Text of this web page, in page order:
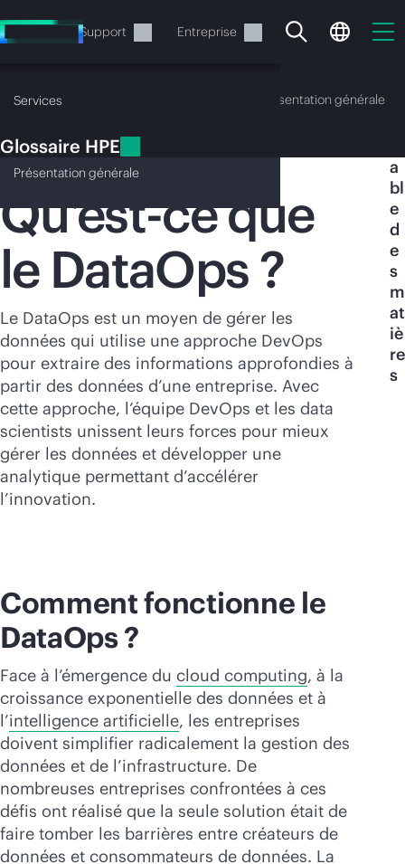
au
contenu
Support Entreprise
Services
Votre panier est
actuellement vide
Rendez-vous dans la boutique HPE pour
découvrir, configurer et commander.
Acheter maintenant
Glossaire HPE Présentation générale
Présentation générale
Glossaire HPE
DataOps
Qu’est-ce que
le DataOps ?
Le DataOps est un moyen de gérer les
données qui utilise une approche DevOps
pour extraire des informations approfondies à
partir des données d’une entreprise. Avec
cette approche, l’équipe DevOps et les data
scientists unissent leurs forces pour mieux
gérer les données et développer une
analytique permettant d’accélérer
l’innovation.
a
bl
e
d
e
s
m
at
iè
re
s
Comment fonctionne le
DataOps ?
Face à l’émergence du cloud computing, à la
croissance exponentielle des données et à
l’intelligence artificielle, les entreprises
doivent simplifier radicalement la gestion des
données et de l’infrastructure. De
nombreuses entreprises confrontées à ces
défis ont réalisé que la seule solution était de
faire tomber les barrières entre créateurs de
données et consommateurs de données. La